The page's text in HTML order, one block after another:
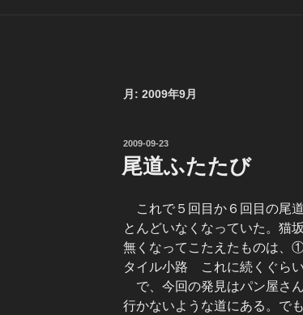
月: 2009年9月
投
稿
日:
2009-09-23
尾道ふたたび
これで５回目か６回目の尾
とんどいなくなっていた。猫
無くなってこたえたものは
タイル小路 これに続くぐらい
で、今回の発見はパン屋さ
行かないような道にある。で